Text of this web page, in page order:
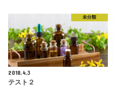
未分類
2018.4.3
テスト２